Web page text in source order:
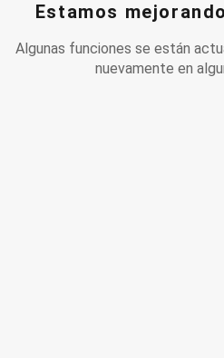
Estamos
Algunas funciones se están
nuevamente en